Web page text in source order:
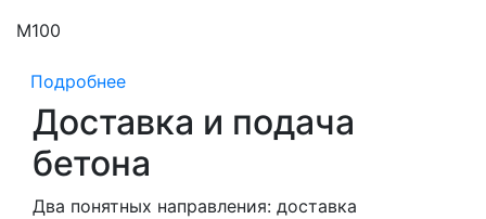
М100
Подробнее
Доставка и подача
бетона
Два понятных направления: доставка